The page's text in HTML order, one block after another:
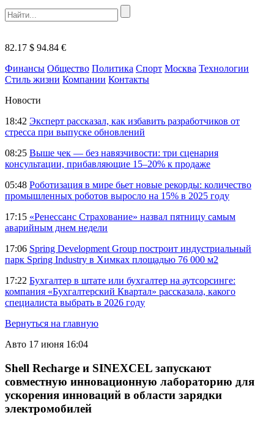
82.17 $ 94.84 €
Финансы Общество Политика Спорт Москва Технологии
Стиль жизни Компании Контакты
Новости
18:42 Эксперт рассказал, как избавить разработчиков от
стресса при выпуске обновлений
08:25 Выше чек — без навязчивости: три сценария
консультации, прибавляющие 15–20% к продаже
05:48 Роботизация в мире бьет новые рекорды: количество
промышленных роботов выросло на 15% в 2025 году
17:15 «Ренессанс Страхование» назвал пятницу самым
аварийным днем недели
17:06 Spring Development Group построит индустриальный
парк Spring Industry в Химках площадью 76 000 м2
17:22 Бухгалтер в штате или бухгалтер на аутсорсинге:
компания «Бухгалтерский Квартал» рассказала, какого
специалиста выбрать в 2026 году
Вернуться на главную
Авто 17 июня 16:04
Shell Recharge и SINEXCEL запускают
совместную инновационную лабораторию для
ускорения инноваций в области зарядки
электромобилей